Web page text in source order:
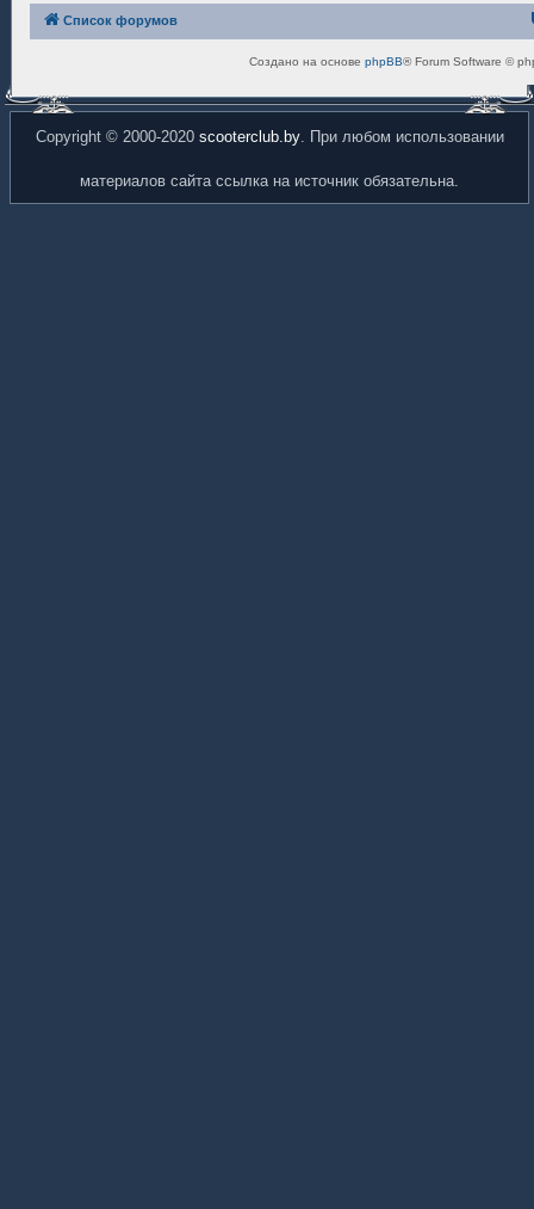
Список форумов
Создано на основе phpBB® Forum Software ©
Copyright © 2000-2020 scooterclub.by. При любом использовании
материалов сайта ссылка на источник обязательна.